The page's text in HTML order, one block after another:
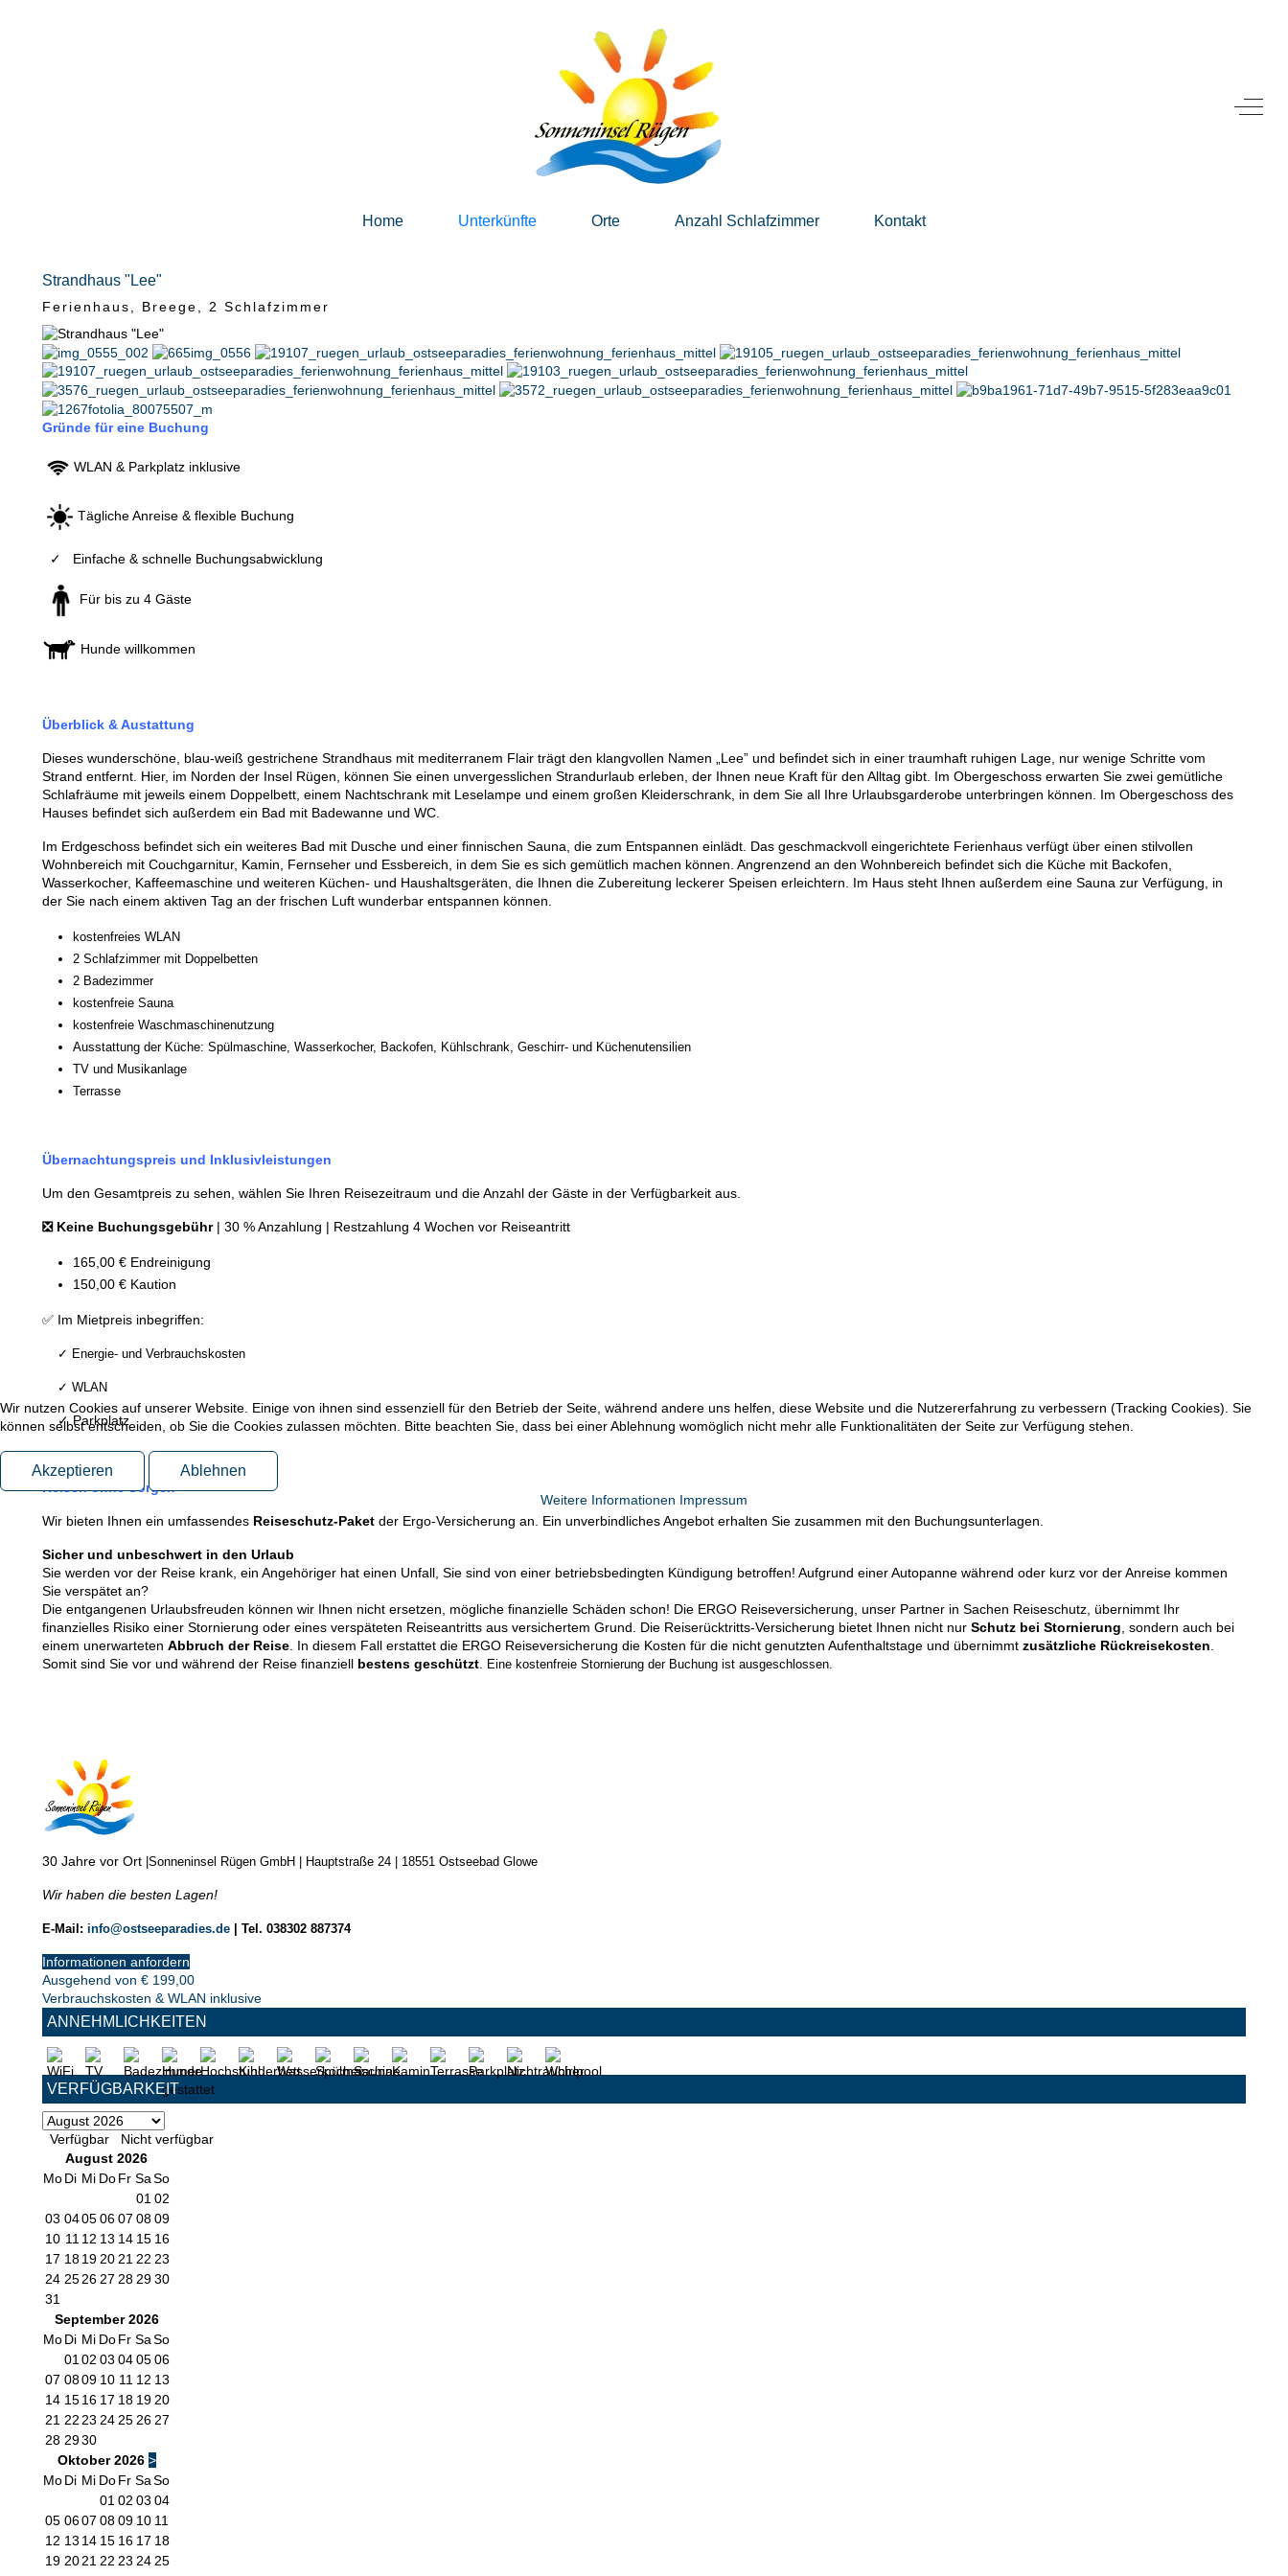
Off-
Home Unterkünfte Orte Anzahl Schlafzimmer Kontakt
Strandhaus "Lee"
Ferienhaus, Breege, 2 Schlafzimmer
Gründe für eine Buchung
WLAN & Parkplatz inklusive
Tägliche Anreise & flexible Buchung
✓ Einfache & schnelle Buchungsabwicklung
Für bis zu 4 Gäste
Hunde willkommen
Überblick & Austattung
Dieses wunderschöne, blau-weiß gestrichene Strandhaus mit mediterranem Flair trägt den klangvollen Namen „Lee” und befindet sich in einer traumhaft ruhigen Lage, nur wenige Schritte vom
Strand entfernt. Hier, im Norden der Insel Rügen, können Sie einen unvergesslichen Strandurlaub erleben, der Ihnen neue Kraft für den Alltag gibt. Im Obergeschoss erwarten Sie zwei gemütliche
Schlafräume mit jeweils einem Doppelbett, einem Nachtschrank mit Leselampe und einem großen Kleiderschrank, in dem Sie all Ihre Urlaubsgarderobe unterbringen können. Im Obergeschoss des
Hauses befindet sich außerdem ein Bad mit Badewanne und WC.
Im Erdgeschoss befindet sich ein weiteres Bad mit Dusche und einer finnischen Sauna, die zum Entspannen einlädt. Das geschmackvoll eingerichtete Ferienhaus verfügt über einen stilvollen
Wohnbereich mit Couchgarnitur, Kamin, Fernseher und Essbereich, in dem Sie es sich gemütlich machen können. Angrenzend an den Wohnbereich befindet sich die Küche mit Backofen,
Wasserkocher, Kaffeemaschine und weiteren Küchen- und Haushaltsgeräten, die Ihnen die Zubereitung leckerer Speisen erleichtern. Im Haus steht Ihnen außerdem eine Sauna zur Verfügung, in
der Sie nach einem aktiven Tag an der frischen Luft wunderbar entspannen können.
kostenfreies WLAN
2 Schlafzimmer mit Doppelbetten
2 Badezimmer
kostenfreie Sauna
kostenfreie Waschmaschinenutzung
Ausstattung der Küche: Spülmaschine, Wasserkocher, Backofen, Kühlschrank, Geschirr- und Küchenutensilien
TV und Musikanlage
Terrasse
Übernachtungspreis und Inklusivleistungen
Um den Gesamtpreis zu sehen, wählen Sie Ihren Reisezeitraum und die Anzahl der Gäste in der Verfügbarkeit aus.
❎ Keine Buchungsgebühr| 30 % Anzahlung | Restzahlung 4 Wochen vor Reiseantritt
165,00 € Endreinigung
150,00 € Kaution
✅ Im Mietpreis inbegriffen:
✓ Energie- und Verbrauchskosten
✓ WLAN
✓ Parkplatz
Reisen ohne Sorgen
Wir bieten Ihnen ein umfassendes Reiseschutz-Paket der Ergo-Versicherung an. Ein unverbindliches Angebot erhalten Sie zusammen mit den Buchungsunterlagen.
Sicher und unbeschwert in den Urlaub
Sie werden vor der Reise krank, ein Angehöriger hat einen Unfall, Sie sind von einer betriebsbedingten Kündigung betroffen! Aufgrund einer Autopanne während oder kurz vor der Anreise kommen
Sie verspätet an?
Die entgangenen Urlaubsfreuden können wir Ihnen nicht ersetzen, mögliche finanzielle Schäden schon! Die ERGO Reiseversicherung, unser Partner in Sachen Reiseschutz, übernimmt Ihr
finanzielles Risiko einer Stornierung oder eines verspäteten Reiseantritts aus versichertem Grund. Die Reiserücktritts-Versicherung bietet Ihnen nicht nur Schutz bei Stornierung, sondern auch bei
einem unerwarteten Abbruch der Reise. In diesem Fall erstattet die ERGO Reiseversicherung die Kosten für die nicht genutzten Aufenthaltstage und übernimmt zusätzliche Rückreisekosten.
Somit sind Sie vor und während der Reise finanziell bestens geschützt. Eine kostenfreie Stornierung der Buchung ist ausgeschlossen.
30 Jahre vor Ort |Sonneninsel Rügen GmbH | Hauptstraße 24 | 18551 Ostseebad Glowe
Wir haben die besten Lagen!
E-Mail: info@ostseeparadies.de | Tel. 038302 887374
Informationen anfordern
Ausgehend von € 199,00
Verbrauchskosten & WLAN inklusive
ANNEHMLICHKEITEN
VERFÜGBARKEIT
Verfügbar
Nicht verfügbar
August 2026
MoDi Mi DoFr SaSo
01 02
03 04050607 08 09
10 11 12 13 14 15 16
17 1819 20 21 22 23
24 2526 27 28 29 30
31
September 2026
MoDi Mi DoFr SaSo
01 02 03 0405 06
07 0809 10 11 12 13
14 1516 17 18 19 20
21 22 23 24 25 26 27
28 2930
Oktober 2026 >
MoDi Mi DoFr SaSo
01 02 03 04
05 0607 0809 10 11
12 13 14 15 16 17 18
19 2021 22 23 24 25
Wir nutzen Cookies auf unserer Website. Einige von ihnen sind essenziell für den Betrieb der Seite, während andere uns helfen, diese Website und die Nutzererfahrung zu verbessern (Tracking Cookies). Sie
können selbst entscheiden, ob Sie die Cookies zulassen möchten. Bitte beachten Sie, dass bei einer Ablehnung womöglich nicht mehr alle Funktionalitäten der Seite zur Verfügung stehen.
Akzeptieren Ablehnen
Weitere Informationen Impressum